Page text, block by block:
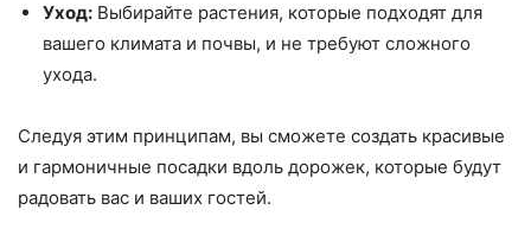
Уход: Выбирайте растения, которые подходят для
вашего климата и почвы, и не требуют сложного
ухода.
Следуя этим принципам, вы сможете создать красивые
и гармоничные посадки вдоль дорожек, которые будут
радовать вас и ваших гостей.